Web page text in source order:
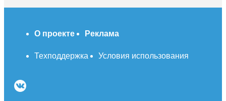
О проекте Реклама
Техподдержка Условия использования